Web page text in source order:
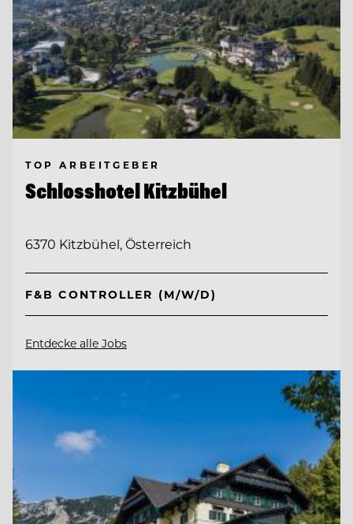
TOP ARBEITGEBER
Schlosshotel Kitzbühel
6370 Kitzbühel, Österreich
F&B CONTROLLER (M/W/D)
Entdecke alle Jobs